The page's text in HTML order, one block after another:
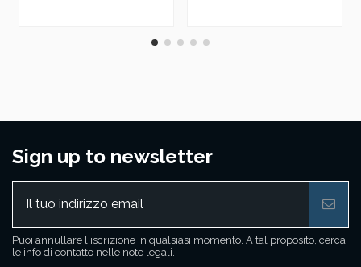
Sign up to newsletter
Puoi annullare l'iscrizione in qualsiasi momento. A tal proposito, cerca
le info di contatto nelle note legali.